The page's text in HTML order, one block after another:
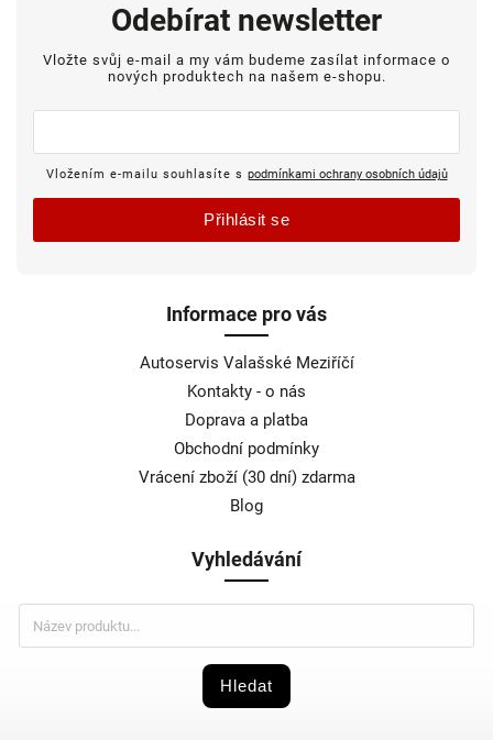
Informace pro vás
Autoservis Valašské Meziříčí
Kontakty - o nás
Doprava a platba
Obchodní podmínky
Vrácení zboží (30 dní) zdarma
Blog
Vyhledávání
Hledat
Odebírat newsletter
Vložte svůj e-mail a my vám budeme zasílat informace o
nových produktech na našem e-shopu.
Vložením e-mailu souhlasíte s podmínkami ochrany osobních údajů
Přihlásit se